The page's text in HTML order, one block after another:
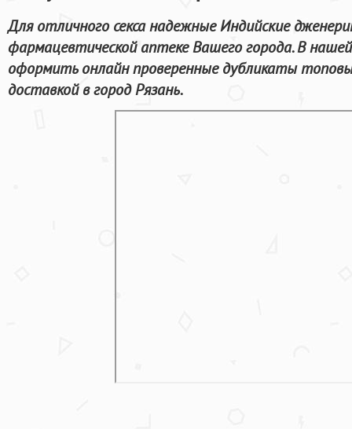
Для отличного секса надежные Индийские
фармацевтической аптеке Вашего города. В
оформить онлайн проверенные дубликаты
доставкой в город Рязань.